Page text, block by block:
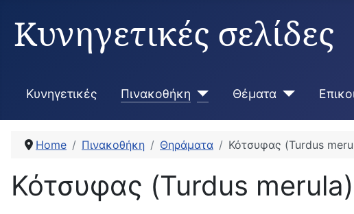
Κυνηγετικές σελίδες
Κυνηγετικές Πινακοθήκη Θέματα
Home Πινακοθήκη Θηράματα Κότσυφας (Turdus
Κότσυφας (Turdus merula)